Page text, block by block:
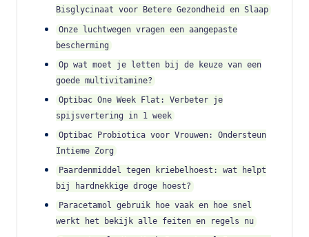
Bisglycinaat voor Betere Gezondheid en Slaap
Onze luchtwegen vragen een aangepaste
bescherming
Op wat moet je letten bij de keuze van een
goede multivitamine?
Optibac One Week Flat: Verbeter je
spijsvertering in 1 week
Optibac Probiotica voor Vrouwen: Ondersteun
Intieme Zorg
Paardenmiddel tegen kriebelhoest: wat helpt
bij hardnekkige droge hoest?
Paracetamol gebruik hoe vaak en hoe snel
werkt het bekijk alle feiten en regels nu